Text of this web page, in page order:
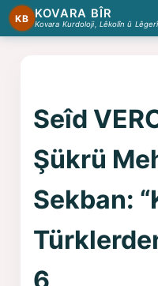
KB KOVARA BÎR
Kovara Kurdoloji, Lêkolîn û
Seîd
Şükrü
Sekban: